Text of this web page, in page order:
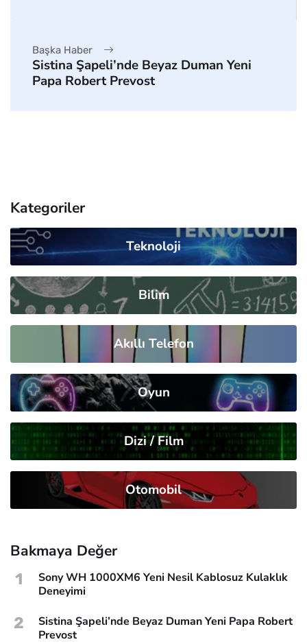
Başka Haber
Sistina Şapeli’nde Beyaz Duman Yeni
Papa Robert Prevost
Kategoriler
Teknoloji
Bilim
Akıllı Telefon
Oyun
Dizi / Film
Otomobil
Bakmaya Değer
1
Sony WH 1000XM6 Yeni Nesil Kablosuz Kulaklık
Deneyimi
2
Sistina Şapeli’nde Beyaz Duman Yeni Papa Robert
Prevost